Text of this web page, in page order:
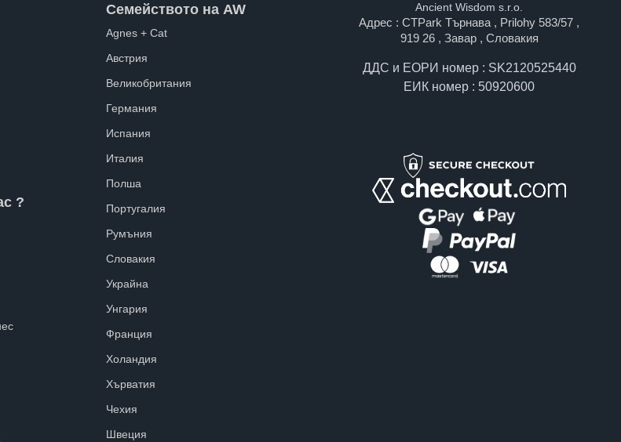
?
Семейството на AW
Agnes + Cat
Австрия
Великобритания
Германия
Испания
Италия
Полша
Португалия
Румъния
Словакия
Украйна
Унгария
Франция
Холандия
Хърватия
Чехия
Швеция
Ancient Wisdom s.r.o.
Адрес : CTPark Търнава , Prilohy 583/57 ,
919 26 , Завар , Словакия
ДДС и ЕОРИ номер : SK2120525440
ЕИК номер : 50920600